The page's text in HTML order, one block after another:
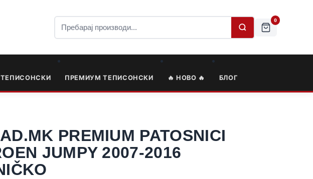
0
ПРЕМИУМ ТЕПИСОНСКИ 🔥 НОВО 🔥 БЛОГ
PREMIUM PATOSNICI
JUMPY 2007-2016